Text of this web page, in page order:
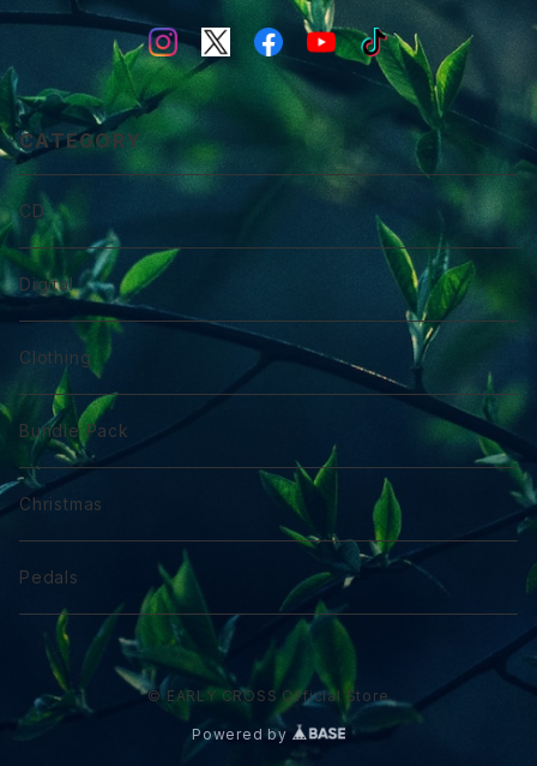
CATEGORY
CD
Digital
Clothing
Bundle Pack
Christmas
Pedals
© EARLY CROSS Official Store
Powered by